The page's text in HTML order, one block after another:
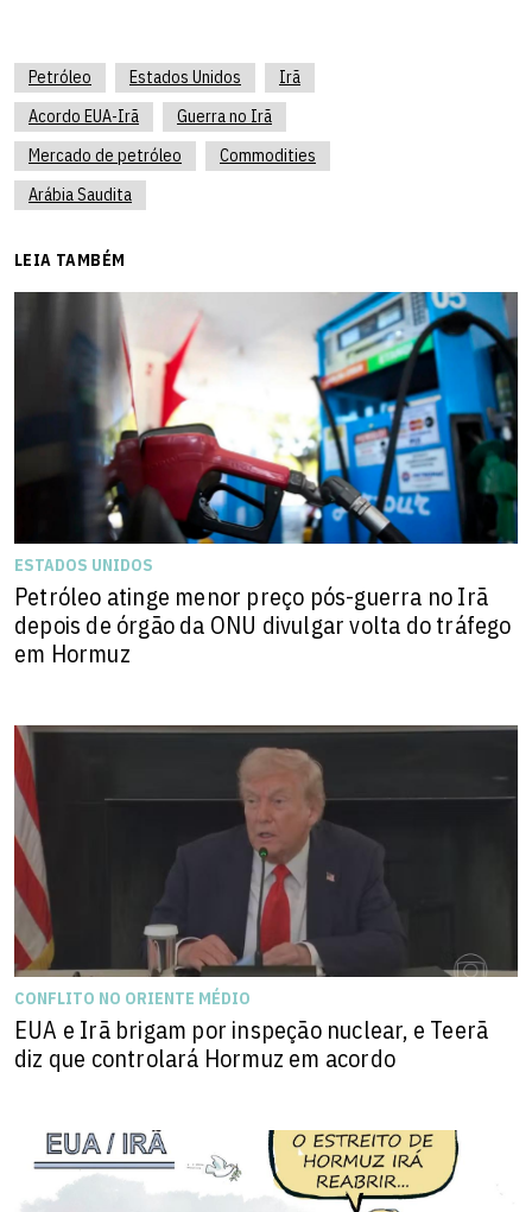
Petróleo Estados Unidos
Irã
Acordo EUA-Irã
Guerra no Irã
Mercado de petróleo
Commodities
Arábia Saudita
LEIA TAMBÉM
ESTADOS UNIDOS
Petróleo atinge menor preço pós-guerra no Irã
depois de órgão da ONU divulgar volta do tráfego
em Hormuz
CONFLITO NO ORIENTE MÉDIO
EUA e Irã brigam por inspeção nuclear, e Teerã
diz que controlará Hormuz em acordo